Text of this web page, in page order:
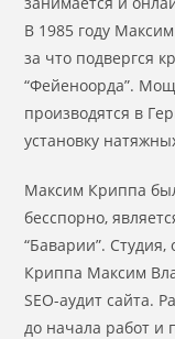
В 1985 году
за что подвергся
“Фейеноорда”.
производятся в
установку
Максим Криппа
бесспорно,
“Баварии”. Студия,
Криппа Максим
SEO-аудит сайта.
до начала работ и